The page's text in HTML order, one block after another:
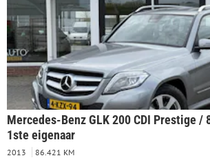
Mercedes-Benz GLK 200 CDI Prestige /
1ste eigenaar
2013 86.421 KM